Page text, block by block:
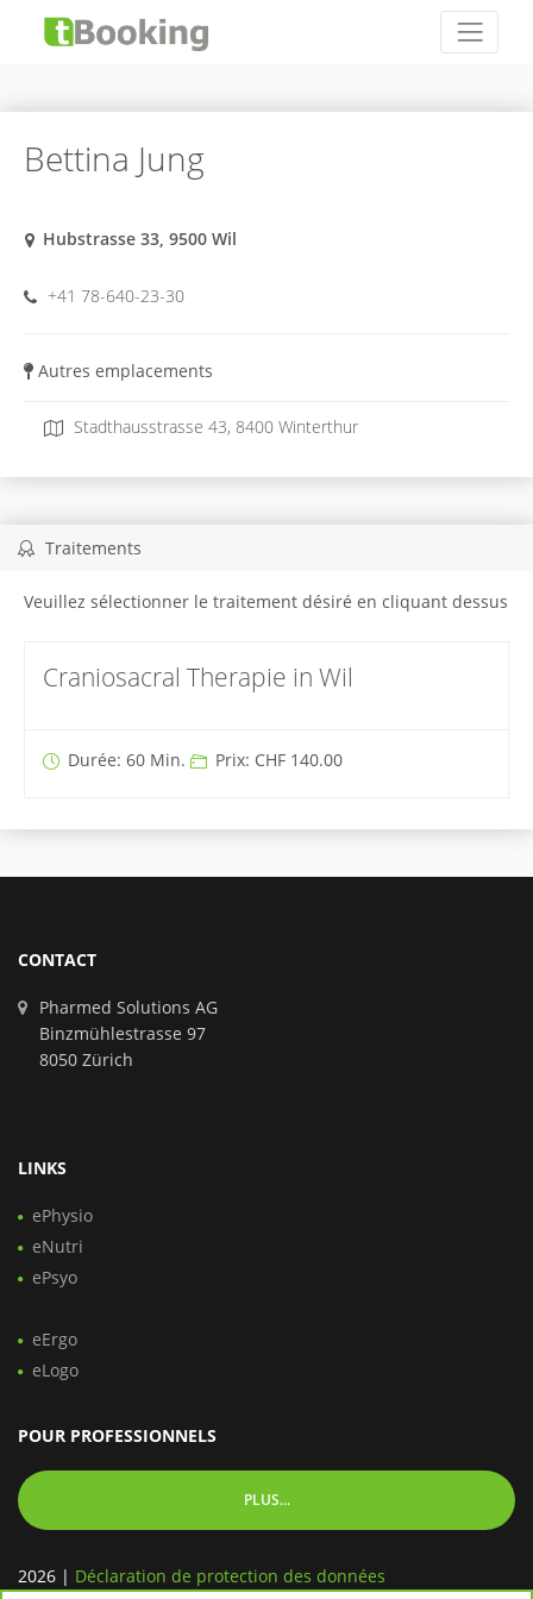
Bettina Jung
Hubstrasse 33, 9500 Wil
+41 78-640-23-30
Autres emplacements
Stadthausstrasse 43, 8400 Winterthur
Traitements
Veuillez sélectionner le traitement désiré en cliquant dessus
Craniosacral Therapie in Wil
Durée: 60 Min. Prix: CHF 140.00
CONTACT
Pharmed Solutions AG
Binzmühlestrasse 97
8050 Zürich
LINKS
ePhysio
eNutri
ePsyo
eErgo
eLogo
POUR PROFESSIONNELS
PLUS...
2026 | Déclaration de protection des données